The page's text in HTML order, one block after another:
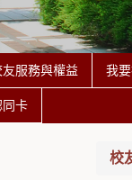
友服務與權益 我
同卡
校